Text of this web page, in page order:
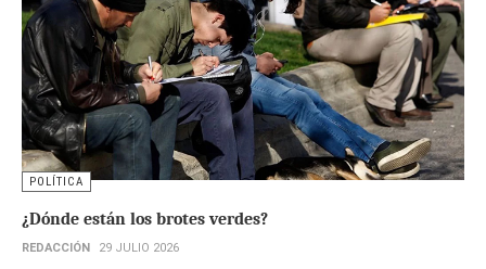
POLÍTICA
¿Dónde están los brotes verdes?
REDACCIÓN 29 JULIO 2026